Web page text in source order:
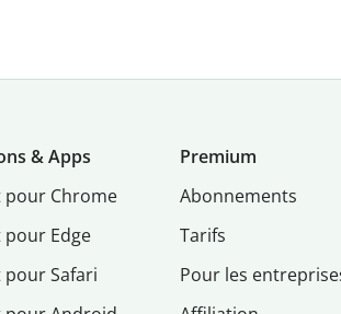
& Apps
pour Chrome
Edge
Safari
Premium
Abonnements
Tarifs
Pour les